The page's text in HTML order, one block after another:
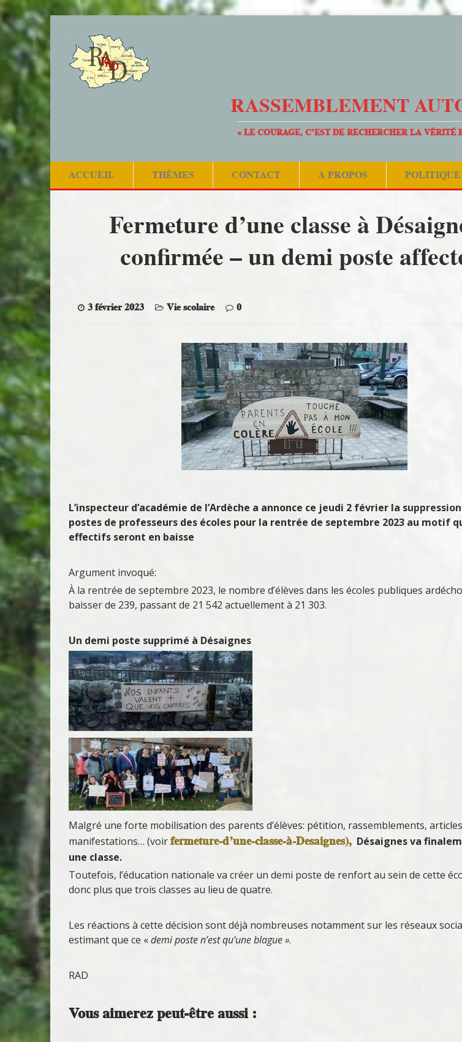
RASSEMBLEMENT
« LE COURAGE, C’EST DE RECHERCHER LA VÉRITÉ
ACCUEIL THÈMES CONTACT A PROPOS
Fermeture d’une classe à
confirmée – un demi poste
3 février 2023 Vie scolaire 0
L’inspecteur d’académie de l’Ardèche a annonce ce jeudi 2 février la
postes de professeurs des écoles pour la rentrée de septembre 2023 au motif
effectifs seront en baisse
Argument invoqué:
À la rentrée de septembre 2023, le nombre d’élèves dans les écoles publiques
baisser de 239, passant de 21 542 actuellement à 21 303.
Un demi poste supprimé à Désaignes
Malgré une forte mobilisation des parents d’élèves: pétition, rassemblements,
manifestations… (voirfermeture-d’une-classe-à-Desaignes), Désaignes va
une classe.
Toutefois, l’éducation nationale va créer un demi poste de renfort au sein de cette
donc plus que trois classes au lieu de quatre.
Les réactions à cette décision sont déjà nombreuses notamment sur les réseaux
estimant que ce «demi poste n’est qu’une blague ».
RAD
Vous aimerez peut-être aussi :